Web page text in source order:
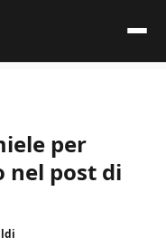
per
nel post di